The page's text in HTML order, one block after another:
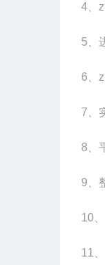
4
5
6
7
8
9
10
11